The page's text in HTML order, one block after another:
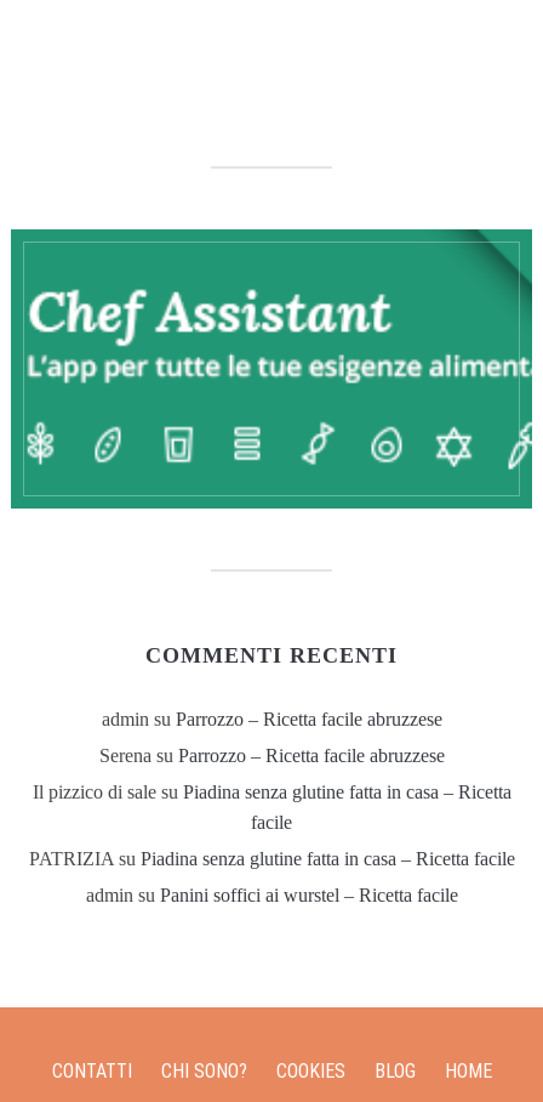
COMMENTI RECENTI
admin su Parrozzo – Ricetta facile abruzzese
Serena su Parrozzo – Ricetta facile abruzzese
Il pizzico di salesu Piadina senza glutine fatta in casa – Ricetta
facile
PATRIZIA su Piadina senza glutine fatta in casa – Ricetta facile
admin su Panini soffici ai wurstel – Ricetta facile
CONTATTI CHI SONO? COOKIES BLOG HOME